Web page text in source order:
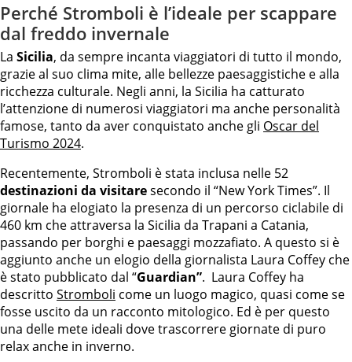
Perché Stromboli è l’ideale per scappare
dal freddo invernale
La Sicilia, da sempre incanta viaggiatori di tutto il mondo,
grazie al suo clima mite, alle bellezze paesaggistiche e alla
ricchezza culturale. Negli anni, la Sicilia ha catturato
l’attenzione di numerosi viaggiatori ma anche personalità
famose, tanto da aver conquistato anche gli Oscar del
Turismo 2024.
Recentemente, Stromboli è stata inclusa nelle 52
destinazioni da visitaresecondo il “New York Times”. Il
giornale ha elogiato la presenza di un percorso ciclabile di
460 km che attraversa la Sicilia da Trapani a Catania,
passando per borghi e paesaggi mozzafiato. A questo si è
aggiunto anche un elogio della giornalista Laura Coffey che
è stato pubblicato dal “Guardian”. Laura Coffey ha
descritto Stromboli come un luogo magico, quasi come se
fosse uscito da un racconto mitologico. Ed è per questo
una delle mete ideali dove trascorrere giornate di puro
relax anche in inverno.